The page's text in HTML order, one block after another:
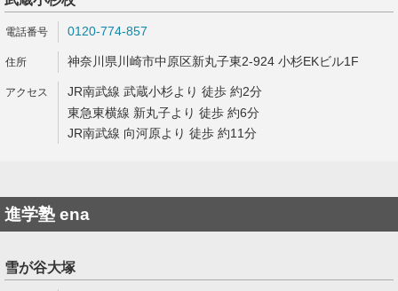
0120-774-857
神奈川県川崎市中原区新丸子東2-924 小杉EKビル1F
JR南武線 武蔵小杉より 徒歩 約2分
東急東横線 新丸子より 徒歩 約6分
JR南武線 向河原より 徒歩 約11分
進学塾 ena
雪が谷大塚